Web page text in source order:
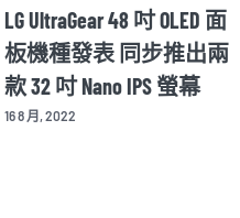
LG UltraGear 48 吋 OLED 面
板機種發表 同步推出兩
款 32 吋 Nano IPS 螢幕
16 8 月, 2022